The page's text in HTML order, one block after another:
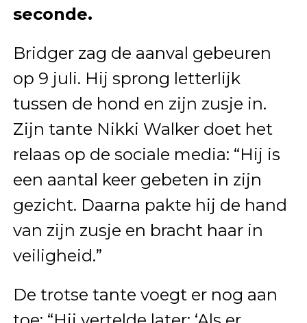
seconde.
Bridger zag de aanval gebeuren
op 9 juli. Hij sprong letterlijk
tussen de hond en zijn zusje in.
Zijn tante Nikki Walker doet het
relaas op de sociale media: “Hij is
een aantal keer gebeten in zijn
gezicht. Daarna pakte hij de hand
van zijn zusje en bracht haar in
veiligheid.”
De trotse tante voegt er nog aan